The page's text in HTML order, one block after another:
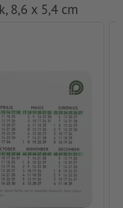
8,6 x 5,4 cm